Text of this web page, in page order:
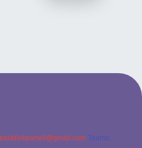
backlinkpaneli@gmail.com Teams: